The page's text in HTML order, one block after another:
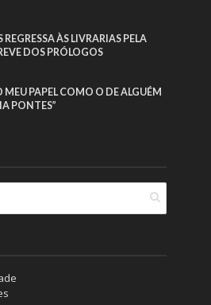
REGRESSA ÀS LIVRARIAS PELA
DOS PRÓLOGOS
MEU PAPEL COMO O DE ALGUÉM
PONTES”